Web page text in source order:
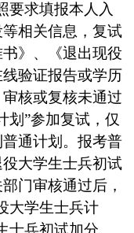
要求填报本人入
相关信息，复试
》、《退出现役
验证报告或学历
核或复核未通过
划”参加复试，仅
通计划。报考普
大学生士兵初试
门审核通过后，
大学生士兵计
士兵初试加分